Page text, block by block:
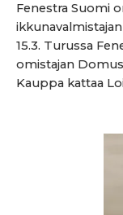
Fenestra Suomi
15.3. Turussa
omistajan
Kauppa kattaa